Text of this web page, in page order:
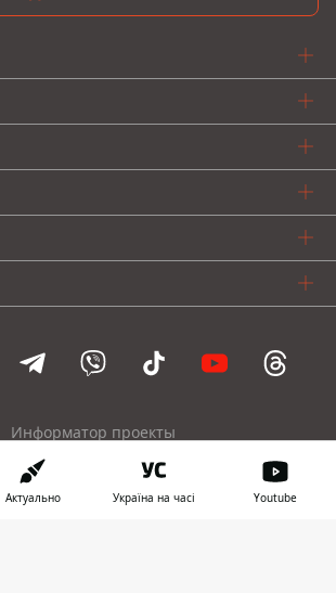
Информатор проекты
Киев
Информатор
Актуально Україна на часі Youtube